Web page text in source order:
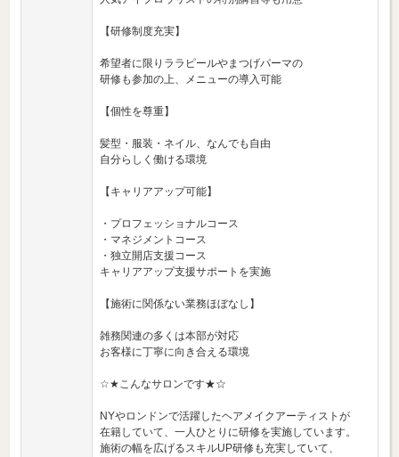
【研修制度充実】
希望者に限りララピールやまつげパーマの
研修も参加の上、メニューの導入可能
【個性を尊重】
髪型・服装・ネイル、なんでも自由
自分らしく働ける環境
【キャリアアップ可能】
・プロフェッショナルコース
・マネジメントコース
・独立開店支援コース
キャリアアップ支援サポートを実施
【施術に関係ない業務ほぼなし】
雑務関連の多くは本部が対応
お客様に丁寧に向き合える環境
☆★こんなサロンです★☆
NYやロンドンで活躍したヘアメイクアーティストが
在籍していて、一人ひとりに研修を実施しています。
施術の幅を広げるスキルUP研修も充実していて、